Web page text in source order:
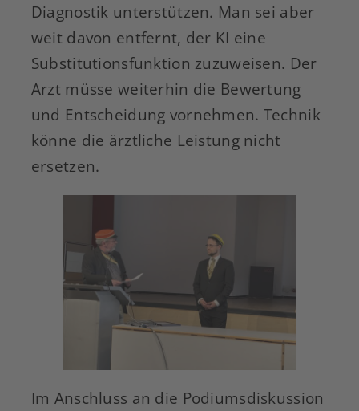
Diagnostik unterstützen. Man sei aber
weit davon entfernt, der KI eine
Substitutionsfunktion zuzuweisen. Der
Arzt müsse weiterhin die Bewertung
und Entscheidung vornehmen. Technik
könne die ärztliche Leistung nicht
ersetzen.
Im Anschluss an die Podiumsdiskussion